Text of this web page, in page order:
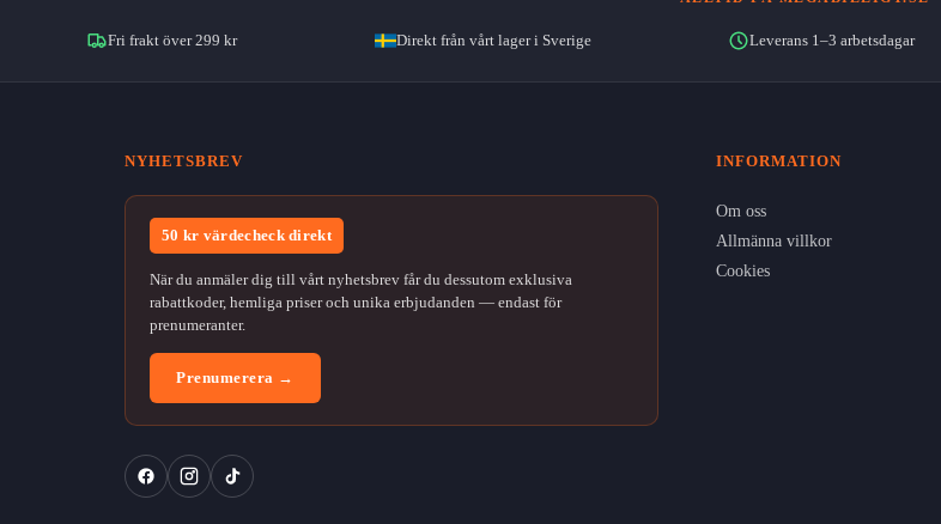
Fri frakt över 299 kr Direkt från vårt lager i Sverige Leverans 1–3 arbetsdagar
NYHETSBREV
50 kr värdecheck direkt
När du anmäler dig till vårt nyhetsbrev får du dessutom exklusiva
rabattkoder, hemliga priser och unika erbjudanden — endast för
prenumeranter.
Prenumerera →
INFORMATION
Om oss
Allmänna villkor
Cookies